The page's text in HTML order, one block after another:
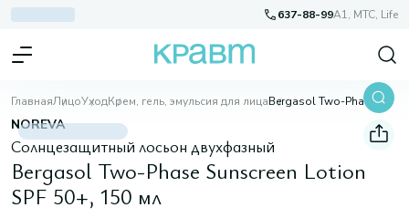
637-88-99A1, МТС, Life
ГлавнаяЛицоУходКрем, гель, эмульсия для лица Bergasol Two-Phase Sunscreen Lotion SPF 50+, 150 мл
NOREVA
Солнцезащитный лосьон двухфазный
Bergasol Two-Phase Sunscreen Lotion
SPF 50+, 150 мл